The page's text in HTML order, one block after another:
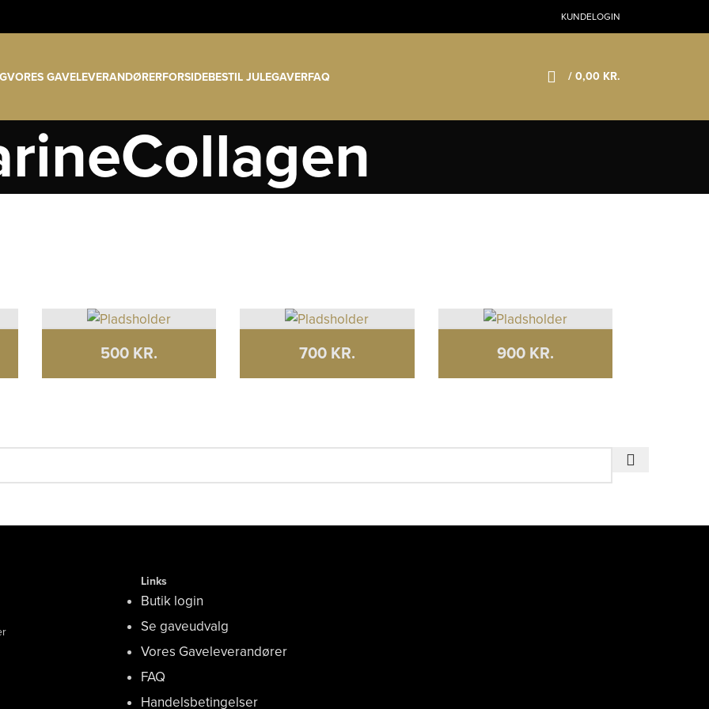
KUNDELOGIN
VORES GAVELEVERANDØRERFORSIDEBESTIL JULEGAVERFAQ / 0,00 KR.
500 KR. 700 KR. 900 KR.
Links
Butik login
Se gaveudvalg
Vores Gaveleverandører
FAQ
Handelsbetingelser